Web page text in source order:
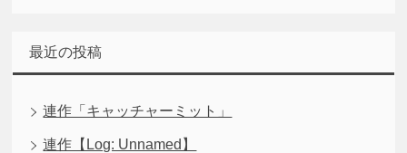
最近の投稿
連作「キャッチャーミット」
連作【Log: Unnamed】